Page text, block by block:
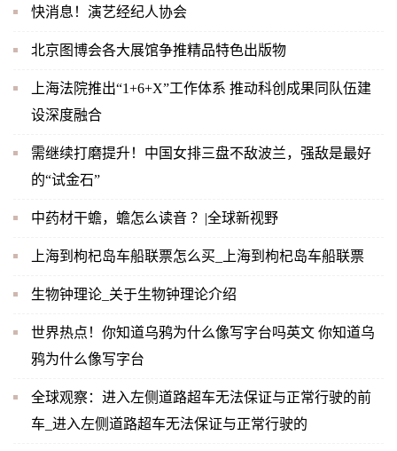
快消息！演艺经纪人协会
北京图博会各大展馆争推精品特色出版物
上海法院推出“1+6+X”工作体系 推动科创成果同队伍建
设深度融合
需继续打磨提升！中国女排三盘不敌波兰，强敌是最好
的“试金石”
中药材干蟾，蟾怎么读音 ？|全球新视野
上海到枸杞岛车船联票怎么买_上海到枸杞岛车船联票
生物钟理论_关于生物钟理论介绍
世界热点！你知道乌鸦为什么像写字台吗英文 你知道乌
鸦为什么像写字台
全球观察：进入左侧道路超车无法保证与正常行驶的前
车_进入左侧道路超车无法保证与正常行驶的